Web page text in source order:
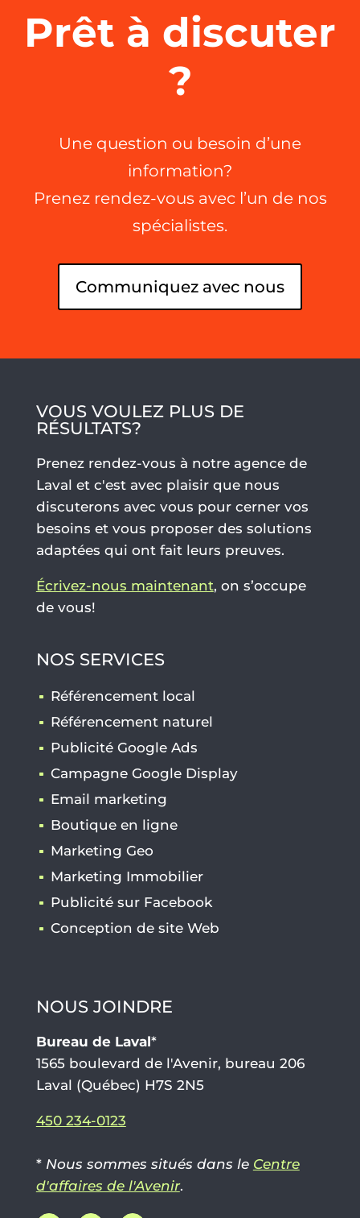
Prêt à discuter
?
Une question ou besoin d’une
information?
Prenez rendez-vous avec l’un de nos
spécialistes.
Communiquez avec nous
VOUS VOULEZ PLUS DE
RÉSULTATS?
Prenez rendez-vous à notre agence de
Laval et c'est avec plaisir que nous
discuterons avec vous pour cerner vos
besoins et vous proposer des solutions
adaptées qui ont fait leurs preuves.
Écrivez-nous maintenant, on s’occupe
de vous!
NOS SERVICES
Référencement local
Référencement naturel
Publicité Google Ads
Campagne Google Display
Email marketing
Boutique en ligne
Marketing Geo
Marketing Immobilier
Publicité sur Facebook
Conception de site Web
NOUS JOINDRE
Bureau de Laval*
1565 boulevard de l'Avenir, bureau 206
Laval (Québec) H7S 2N5
450 234-0123
* Nous sommes situés dans le Centre
d'affaires de l'Avenir.